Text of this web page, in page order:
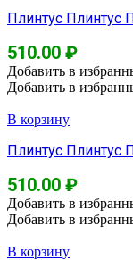
Плинтус Плинтус
510.00 ₽
Добавить в
Добавить в
В корзину
Плинтус Плинтус
510.00 ₽
Добавить в
Добавить в
В корзину